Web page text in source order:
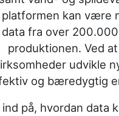
kan være
fra over
Ved
udvikle
og bæredygtig
på, hvordan data